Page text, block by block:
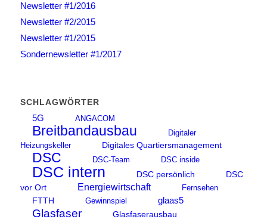
Newsletter #1/2016
Newsletter #2/2015
Newsletter #1/2015
Sondernewsletter #1/2017
SCHLAGWÖRTER
5G ANGACOM
Breitbandausbau
Digitaler
Heizungskeller
Digitales Quartiersmanagement
DSC DSC-Team DSC inside
DSC intern DSC persönlich
DSC
vor Ort
Energiewirtschaft Fernsehen
FTTH Gewinnspiel glaas5
Glasfaser Glasfaserausbau